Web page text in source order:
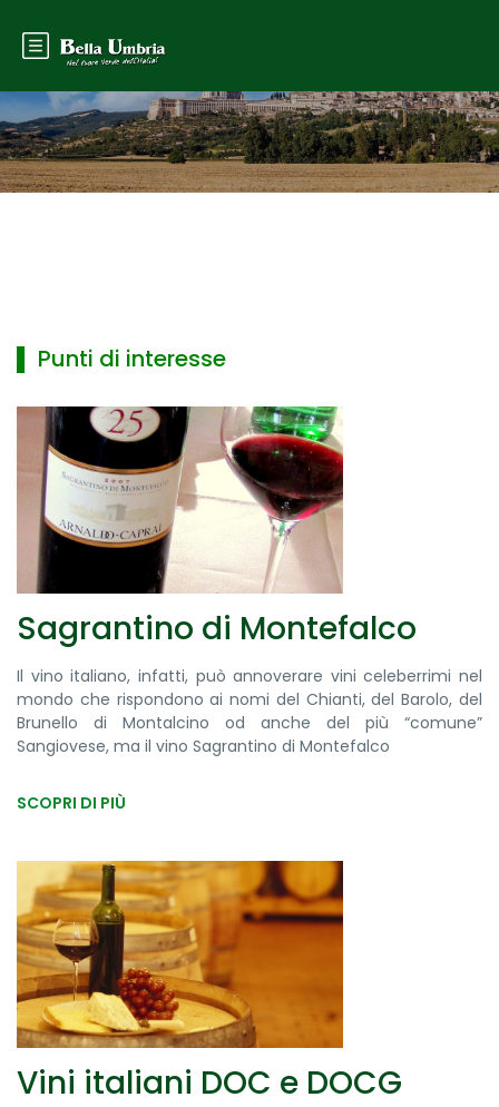
▌ Punti di interesse
Sagrantino di Montefalco
Il vino italiano, infatti, può annoverare vini celeberrimi nel
mondo che rispondono ai nomi del Chianti, del Barolo, del
Brunello di Montalcino od anche del più “comune”
Sangiovese, ma il vino Sagrantino di Montefalco
SCOPRI DI PIÙ
Vini italiani DOC e DOCG